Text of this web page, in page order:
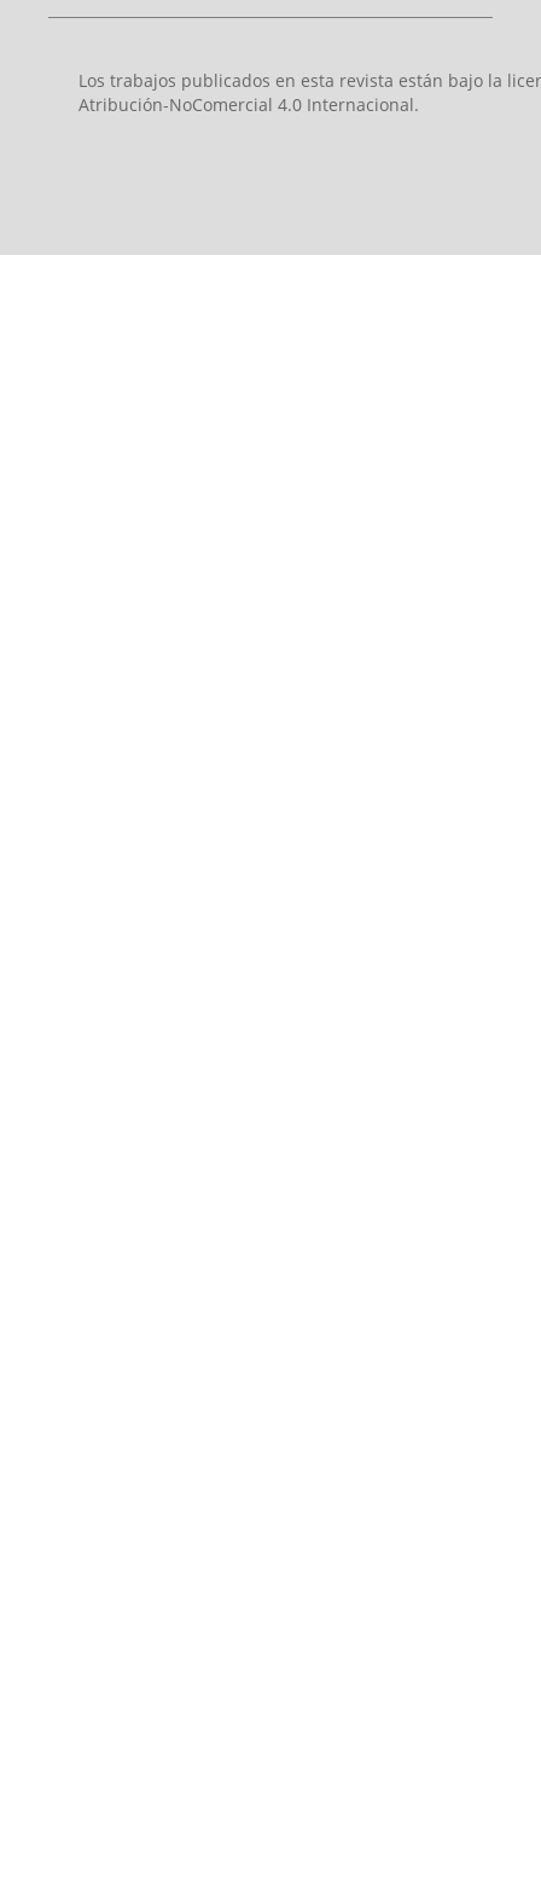
Los trabajos publicados en esta revista están bajo la
Atribución-NoComercial 4.0 Internacional.